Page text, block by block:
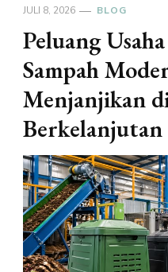
JULI 8, 2026 BLOG
Peluang
Sampah
Menjanjikan
Berkelanjutan